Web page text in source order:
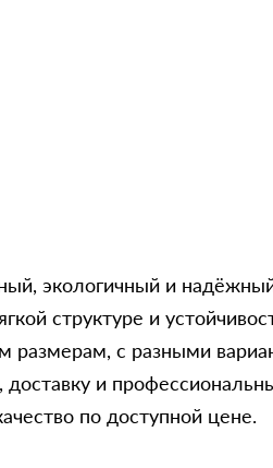
экологичный и
структуре и
с разными
и
по доступной цене.